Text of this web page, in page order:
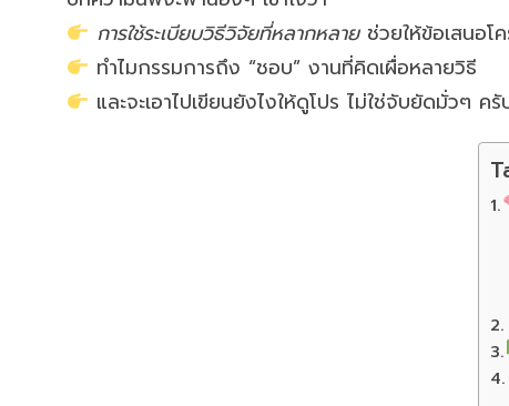
การใช้ระเบียบวิธีวิจัยที่หลากหลายช่วยให้ข้อเสนอโ
ทำไมกรรมการถึง “ชอบ” งานที่คิดเผื่อหลายวิธี
และจะเอาไปเขียนยังไงให้ดูโปร ไม่ใช่จับยัดมั่วๆ ครั